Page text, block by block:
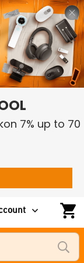
7% up to 70